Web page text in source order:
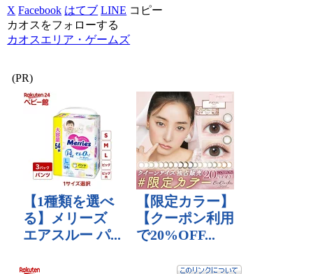
X Facebook はてブ LINE コピー
カオスをフォローする
カオスエリア・ゲームズ
(PR)